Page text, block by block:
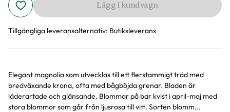
Lägg i kundvagn
Tillgängliga leveransalternativ: Butiksleverans
Produktinformation
Elegant magnolia som utvecklas till ett flerstammigt träd med
bredväxande krona, ofta med bågböjda grenar. Bladen är
läderartade och glänsande. Blommar på bar kvist i april-maj med
stora blommor som går från ljusrosa till vitt. Sorten blomm...